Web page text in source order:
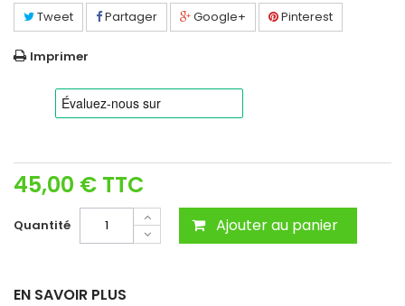
Tweet Partager Google+ Pinterest
Imprimer
45,00 € TTC
Quantité Ajouter au panier
EN SAVOIR PLUS